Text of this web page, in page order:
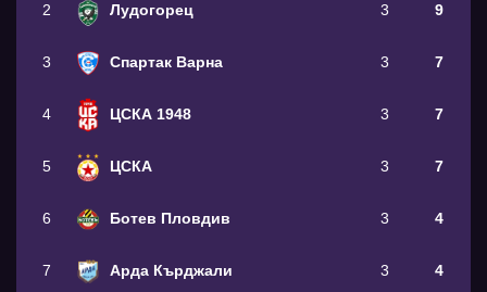
2 Лудогорец 3 9
3 Спартак Варна 3 7
4 ЦСКА 1948 3 7
5 ЦСКА 3 7
6 Ботев Пловдив 3 4
7 Арда Кърджали 3 4